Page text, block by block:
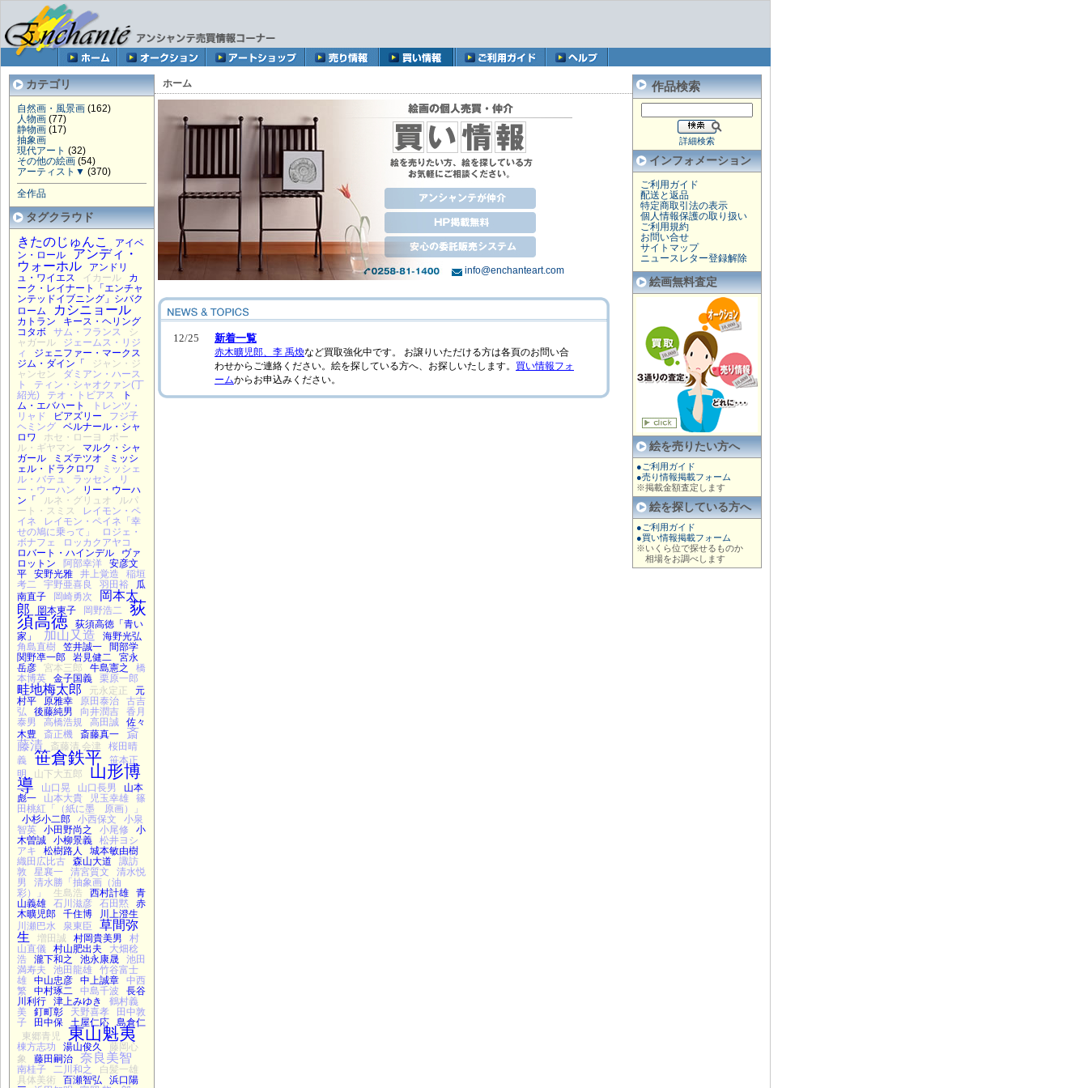
カテゴリ
自然画・風景画(162)
人物画(77)
静物画(17)
抽象画
現代アート (32)
その他の絵画(54)
アーティスト▼ (370)
全作品
タグクラウド
きたのじゅんこ
アイベ
ン・ロール
アンディ・
ウォーホル
アンドリ
ュ・ワイエス
イカール
カ
ーク・レイナート「エンチャ
ンテッドイブニング」シバク
ローム
カシニョール
カトラン
キース・ヘリング
コタボ
サム・フランス
シ
ャガール
ジェームス・リジ
ィ
ジェニファー・マークス
ジム・ダイン「
ジャン・ジ
ャンセン
ダミアン・ハース
ト
ティン・シャオクァン(丁
紹光)
テオ・トビアス
ト
ム・エバハート
トレンツ・
リャド
ビアズリー
フジ子
ヘミング
ベルナール・シャ
ロワ
ホセ・ローヨ
ポー
ル・ギヤマン
マルク・シャ
ガール
ミズテツオ
ミッシ
ェル・ドラクロワ
ミッシェ
ル・バテュ
ラッセン
リ
ー・ウーハン
リー・ウーハ
ン「
ルネ・グリュオ
ルパ
ート・スミス
レイモン・ペ
イネ
レイモン・ペイネ「幸
せの鳩に乗って」
ロジェ・
ボナフェ
ロッカクアヤコ
ロバート・ハインデル
ヴァ
ロットン
阿部幸洋
安彦文
平
安野光雅 井上覚造
稲垣
考二
宇野亜喜良 羽田裕
瓜
南直子
岡崎勇次
岡本太
郎
岡本東子 岡野浩二 荻
須高徳
荻須高徳「青い
家」
加山又造
海野光弘
角島直樹
笠井誠一
間部学
関野凖一郎
岩見健二
宮永
岳彦
宮本三郎 牛島憲之
橋
本博英
金子国義 栗原一郎
畦地梅太郎 元永定正
元
村平
原雅幸 原田泰治
古吉
弘
後藤純男 向井潤吉
香月
泰男
高橋浩規 高田誠
佐々
木豊
斎正機 斎藤真一
斎
藤清
斎藤清 会津
桜田晴
義
笹倉鉄平
笹本正
明
山下大五郎 山形博
導 山口晃 山口長男
山本
彪一
山本大貴 児玉幸雄
篠
田桃紅「（紙に墨 原画）」
小杉小二郎
小西保文
小泉
智英
小田野尚之 小尾修
小
木曽誠
小柳景義
松井ヨシ
アキ
松樹路人
城本敏由樹
織田広比古
森山大道
諏訪
敦
星襄一 清宮質文
清水悦
男
清水勝「抽象画（油
彩）」
生島浩 西村計雄
青
山義雄
石川滋彦 石田黙
赤
木曠児郎
千住博
川上澄生
川瀬巴水
泉東臣
草間弥
生
増田誠 村岡貴美男
村
山直儀
村山肥出夫
大畑稔
浩
瀧下和之 池永康晟
池田
満寿夫
池田龍雄
竹谷富士
雄
中山忠彦 中上誠章
中西
繁
中村琢二 中島千波
長谷
川利行
津上みゆき
鶴村義
美
釘町彰 天野喜孝
田中敦
子
田中保 土屋仁応
島倉仁
東郷青児
東山魁夷
棟方志功 湯山俊久
藤岡心
象
藤田嗣治 奈良美智
南桂子 二川和之
白髪一雄
具体美術
百瀬智弘
浜口陽
ホーム
info@enchanteart.com
作品検索
詳細検索
インフォメーション
ご利用ガイド
配送と返品
特定商取引法の表示
個人情報保護の取り扱い
ご利用規約
お問い合せ
サイトマップ
ニュースレター登録解除
絵画無料査定
絵を売りたい方へ
●ご利用ガイド
●売り情報掲載フォーム
※掲載金額査定します
絵を探している方へ
●ご利用ガイド
●買い情報掲載フォーム
※いくら位で探せるものか
相場をお調べします